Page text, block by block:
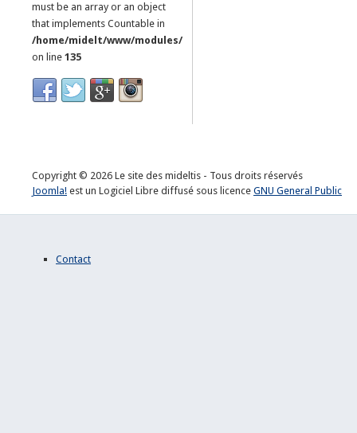
must be an array or an object
that implements Countable in
/home/midelt/www/modules/mod_news_pro_gk5/tmpl/
on line 135
Copyright © 2026 Le site des mideltis - Tous droits réservés
Joomla! est un Logiciel Libre diffusé sous licence GNU General Public
Contact